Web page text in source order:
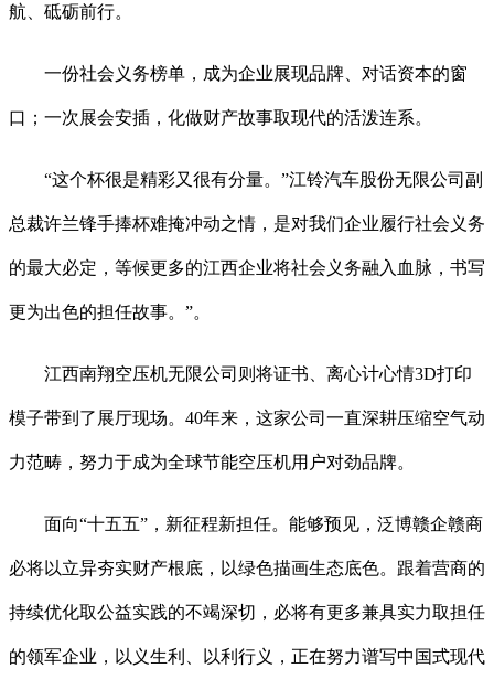
航、砥砺前行。
一份社会义务榜单，成为企业展现品牌、对话资本的窗
口；一次展会安插，化做财产故事取现代的活泼连系。
“这个杯很是精彩又很有分量。”江铃汽车股份无限公司副
总裁许兰锋手捧杯难掩冲动之情，是对我们企业履行社会义务
的最大必定，等候更多的江西企业将社会义务融入血脉，书写
更为出色的担任故事。”。
江西南翔空压机无限公司则将证书、离心计心情3D打印
模子带到了展厅现场。40年来，这家公司一直深耕压缩空气动
力范畴，努力于成为全球节能空压机用户对劲品牌。
面向“十五五”，新征程新担任。能够预见，泛博赣企赣商
必将以立异夯实财产根底，以绿色描画生态底色。跟着营商的
持续优化取公益实践的不竭深切，必将有更多兼具实力取担任
的领军企业，以义生利、以利行义，正在努力谱写中国式现代